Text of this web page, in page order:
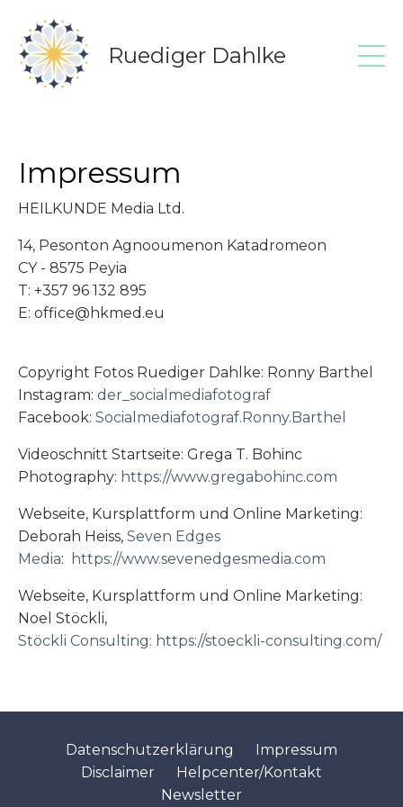
Ruediger Dahlke
Impressum
HEILKUNDE Media Ltd.
14, Pesonton Agnooumenon Katadromeon
CY - 8575 Peyia
T: +357 96 132 895
E: office@hkmed.eu
Copyright Fotos Ruediger Dahlke: Ronny Barthel
Instagram: der_socialmediafotograf
Facebook: Socialmediafotograf.Ronny.Barthel
Videoschnitt Startseite: Grega T. Bohinc
Photography: https://www.gregabohinc.com
Webseite, Kursplattform und Online Marketing:
Deborah Heiss, Seven Edges
Media: https://www.sevenedgesmedia.com
Webseite, Kursplattform und Online Marketing:
Noel Stöckli,
Stöckli Consulting: https://stoeckli-consulting.com/
Datenschutzerklärung
Impressum
Disclaimer
Helpcenter/Kontakt
Newsletter